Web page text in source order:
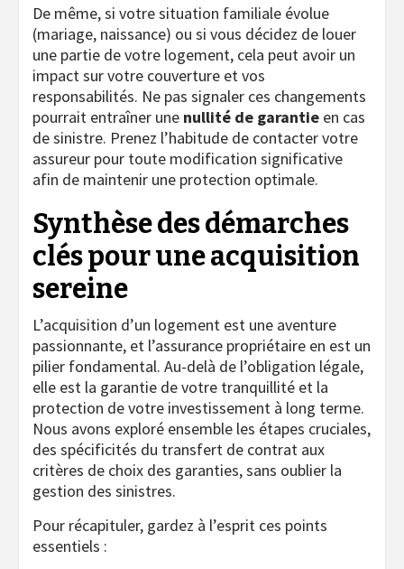
De même, si votre situation familiale évolue
(mariage, naissance) ou si vous décidez de louer
une partie de votre logement, cela peut avoir un
impact sur votre couverture et vos
responsabilités. Ne pas signaler ces changements
pourrait entraîner une nullité de garantie en cas
de sinistre. Prenez l’habitude de contacter votre
assureur pour toute modification significative
afin de maintenir une protection optimale.
Synthèse des démarches
clés pour une acquisition
sereine
L’acquisition d’un logement est une aventure
passionnante, et l’assurance propriétaire en est un
pilier fondamental. Au-delà de l’obligation légale,
elle est la garantie de votre tranquillité et la
protection de votre investissement à long terme.
Nous avons exploré ensemble les étapes cruciales,
des spécificités du transfert de contrat aux
critères de choix des garanties, sans oublier la
gestion des sinistres.
Pour récapituler, gardez à l’esprit ces points
essentiels :